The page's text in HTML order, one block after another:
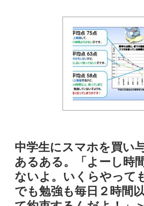
中学生にスマホを買い
あるある。「よーし時
ないよ。いくらやって
でも勉強も毎日２時間